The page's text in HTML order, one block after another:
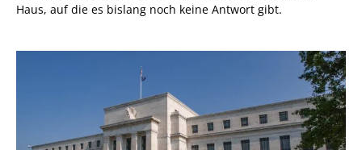
Haus, auf die es bislang noch keine Antwort gibt.